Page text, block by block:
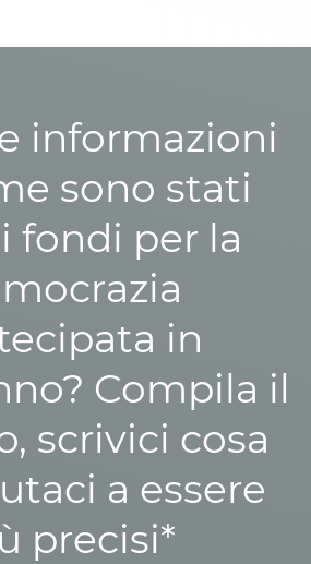
informazioni
sono stati
fondi per la
in
Compila il
scrivici cosa
a essere
precisi*